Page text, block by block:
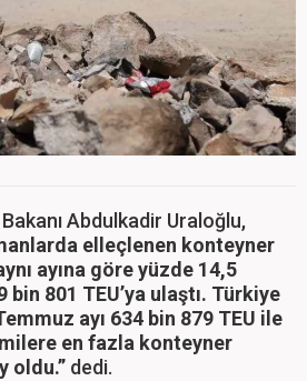
Abdulkadir Uraloğlu,
elleçlenen konteyner
ayına göre yüzde 14,5
801 TEU’ya ulaştı. Türkiye
ayı 634 bin 879 TEU ile
en fazla konteyner
oldu.” dedi.